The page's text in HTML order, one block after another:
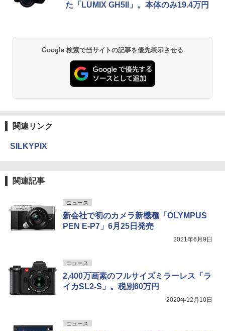
た「LUMIX GH5II」。本体のみ19.4万円
Google 検索で当サイトの記事を優先表示させる
関連リンク
SILKYPIX
関連記事
ニュース
新会社で初のカメラ新機種「OLYMPUS
PEN E-P7」6月25日発売
2021年6月9日
ニュース
2,400万画素のフルサイズミラーレス「ラ
イカSL2-S」。税別60万円
2020年12月10日
ニュース